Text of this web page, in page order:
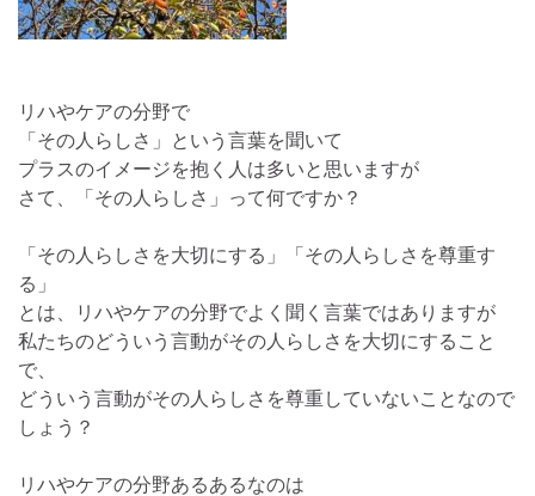
リハやケアの分野で
「その人らしさ」という言葉を聞いて
プラスのイメージを抱く人は多いと思いますが
さて、「その人らしさ」って何ですか？
「その人らしさを大切にする」「その人らしさを尊重す
る」
とは、リハやケアの分野でよく聞く言葉ではありますが
私たちのどういう言動がその人らしさを大切にすること
で、
どういう言動がその人らしさを尊重していないことなので
しょう？
リハやケアの分野あるあるなのは